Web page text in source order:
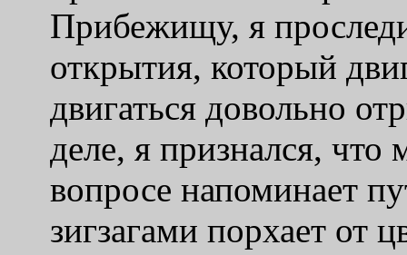
Прибежищу, я
открытия, который
двигаться довольно
деле, я признался,
вопросе напоминает
зигзагами порхает от